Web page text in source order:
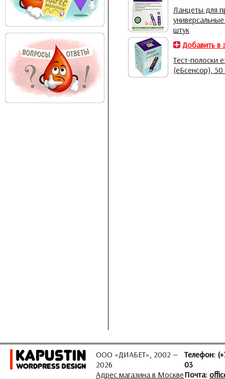
Ланцеты для
штук
Добавить в
Тест-полоски
(еБсенсор), 50
ООО «ДИАБЕТ», 2002 —
2026
Адрес магазина в Москве
Телефон:
03
Почта: